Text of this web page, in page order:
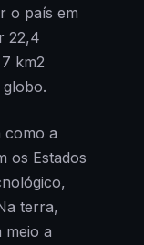
o país em
22,4
km2
como a
os Estados
terra,
meio a